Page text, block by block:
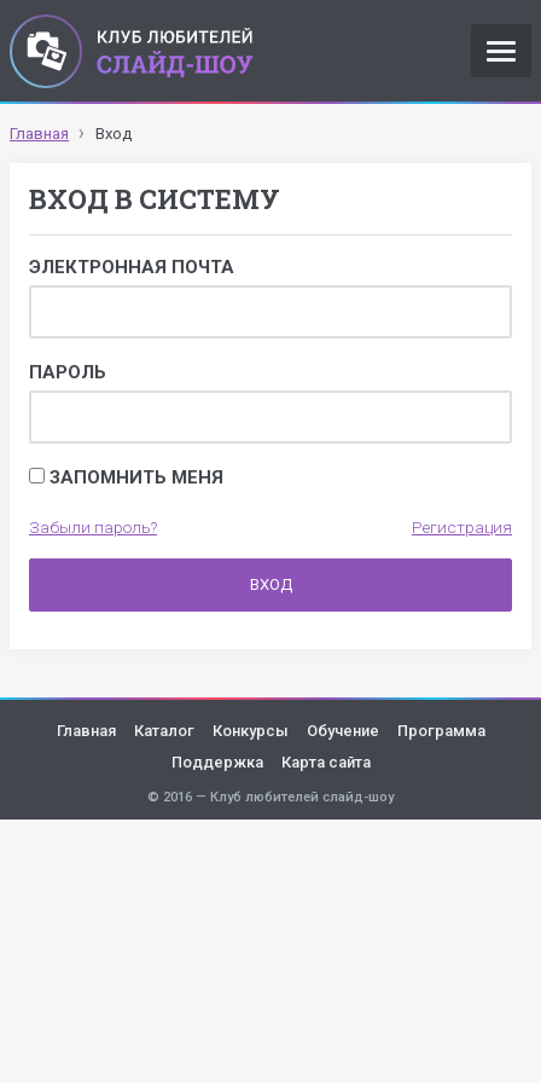
Главная Вход
ВХОД В СИСТЕМУ
ЭЛЕКТРОННАЯ ПОЧТА
ПАРОЛЬ
ЗАПОМНИТЬ МЕНЯ
Забыли пароль? Регистрация
ВХОД
Главная Каталог Конкурсы Обучение
Программа
Поддержка
Карта сайта
© 2016 — Клуб любителей слайд-шоу